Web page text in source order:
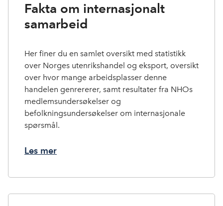
Fakta om internasjonalt
samarbeid
Her finer du en samlet oversikt med statistikk
over Norges utenrikshandel og eksport, oversikt
over hvor mange arbeidsplasser denne
handelen genrererer, samt resultater fra NHOs
medlemsundersøkelser og
befolkningsundersøkelser om internasjonale
spørsmål.
Les mer